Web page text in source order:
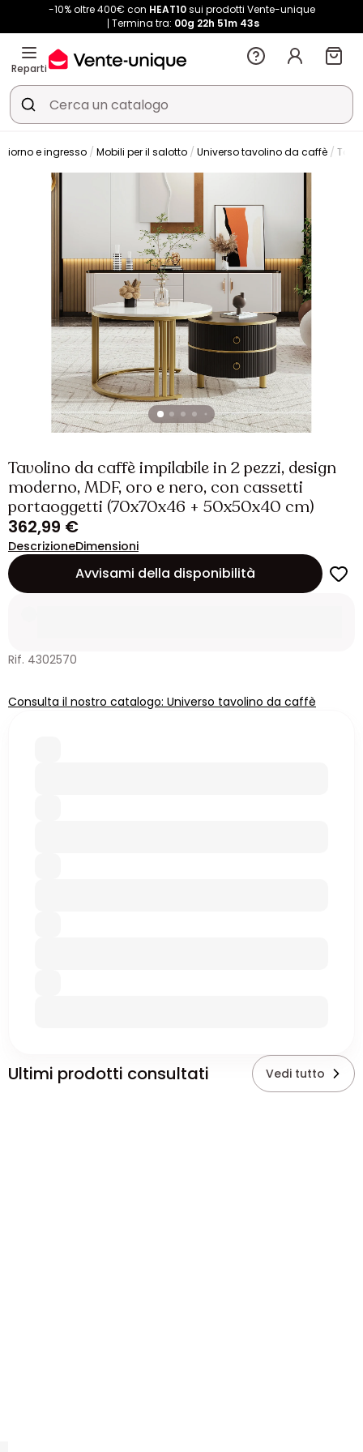
-10% oltre 400€ con HEAT10sui prodotti Vente-unique
Termina tra: 00g 22h 51m 42s
Reparti
e ingresso Mobili per il salotto Universo tavolino da caffè
Tavolino da caffè impilabile in 2 pezzi, design
moderno, MDF, oro e nero, con cassetti
portaoggetti (70x70x46 + 50x50x40 cm)
362,99 €
DescrizioneDimensioni
Avvisami della disponibilità
Rif. 4302570
Consulta il nostro catalogo: Universo tavolino da caffè
Ultimi prodotti consultati Vedi tutto